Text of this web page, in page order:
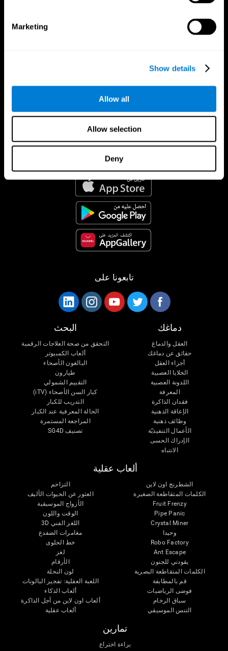
Marketing
Show details
Allow all
Allow selection
Denyتطبيق CogniFit
تابعونا على
دماغك
العقل والدماغ
حقائق عن دماغك
أجزاء العقل
الخلايا العصبية
اللدونة العصبية
المعرفة
فقدان الذاكرة
الإعاقة الذهنية
وظائف ذهنية
الأعمال التنفيذيّة
الإدراك الحسى
الانتباه
البحث
التحقق من صحة العلاجات الرقمية
ألعاب الكمبيوتر
البالغون الأصحاء
طيارون
التقييم الشمولي
كبار السن الأصحاء (iTV)
التدريب للكبار
الحالة المعرفية عند الكبار
المراجعة المستمرة
تصنيف SG4D
ألعاب عقلية
الشطرنج اون لاين
الكلمات المتقاطعة الصغيرة
Fruit Frenzy
Pipe Panic
Crystal Miner
وحيدا
Robo Factory
Ant Escape
يقودني للجنون
الكلمات المتقاطعة البصرية
قم بالمطابقة
فوضى الرياضيات
سباق الرخام
التنس الموسيقي
التزاحم
العثور عن الحيوات الأليف
الأزواج الموسيقية
الوقت واللون
اللغز الفني 3D
مغامرات الضفدع
خط الحلوى
لغز
الأرقام
لون النحلة
اللعبة العقلية: تفجير البالونات
ألعاب الذكاء
ألعاب اون لاين من آجل الذاكرة
ألعاب عقلية
تمارين
براءة اختراع